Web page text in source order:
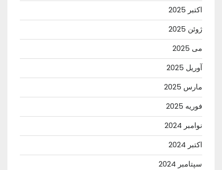
اکتبر 2025
ژوئن 2025
می 2025
آوریل 2025
مارس 2025
فوریه 2025
نوامبر 2024
اکتبر 2024
سپتامبر 2024